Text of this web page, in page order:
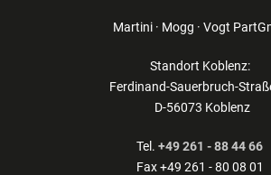
Martini · Mogg · Vogt
Standort Koblenz:
Ferdinand-Sauerbruch-
D-56073 Koblenz
Tel. +49 261 - 88 44 66
Fax +49 261 - 80 08 01